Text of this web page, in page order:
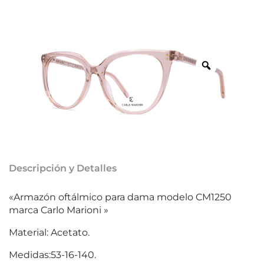
Descripción y Detalles
«Armazón oftálmico para dama modelo CM1250
marca Carlo Marioni »
Material: Acetato.
Medidas:53-16-140.